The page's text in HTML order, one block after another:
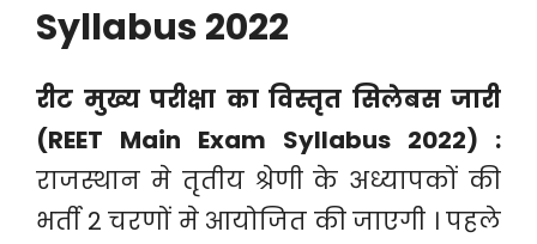
Syllabus 2022
रीट मुख्य परीक्षा का विस्तृत सिलेबस जारी
(REET Main Exam Syllabus 2022) :
राजस्थान मे तृतीय श्रेणी के अध्यापकों की
भर्ती 2 चरणों मे आयोजित की जाएगी । पहले